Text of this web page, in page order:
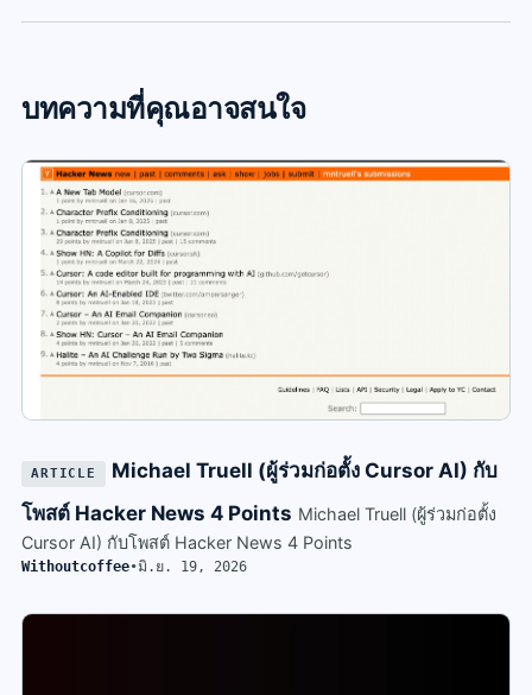
บทความที่คุณอาจสนใจ
ARTICLE
Michael Truell (ผู้ร่วมก่อตั้ง Cursor AI) กับ
โพสต์ Hacker News 4 Points Michael Truell (ผู้ร่วมก่อตั้ง
Cursor AI) กับโพสต์ Hacker News 4 Points
Withoutcoffee•มิ.ย. 19, 2026